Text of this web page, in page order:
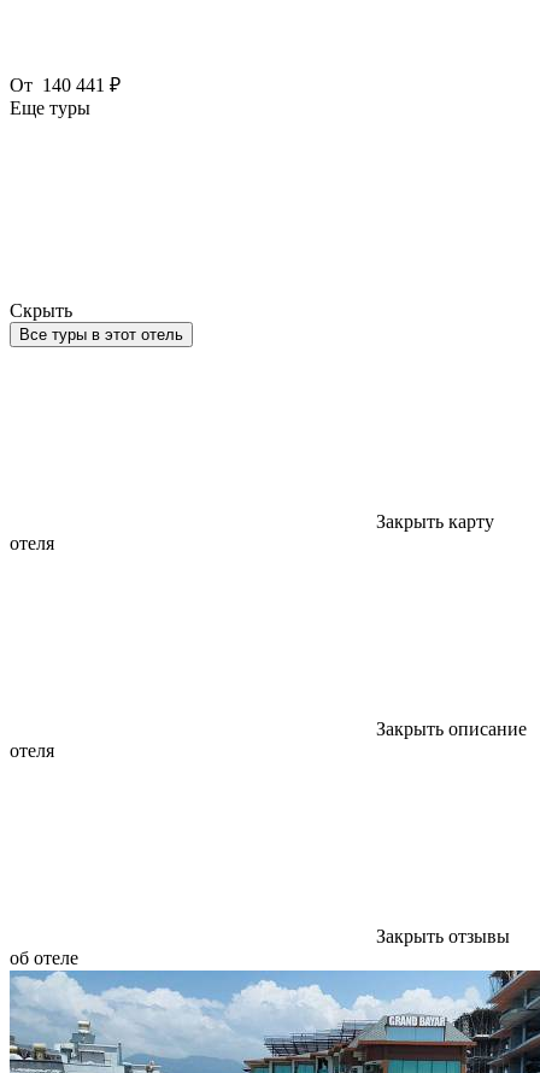
От 140 441 ₽
Еще туры
Скрыть
Все туры в этот отель
Закрыть карту
отеля
Закрыть описание
отеля
Закрыть отзывы
об отеле